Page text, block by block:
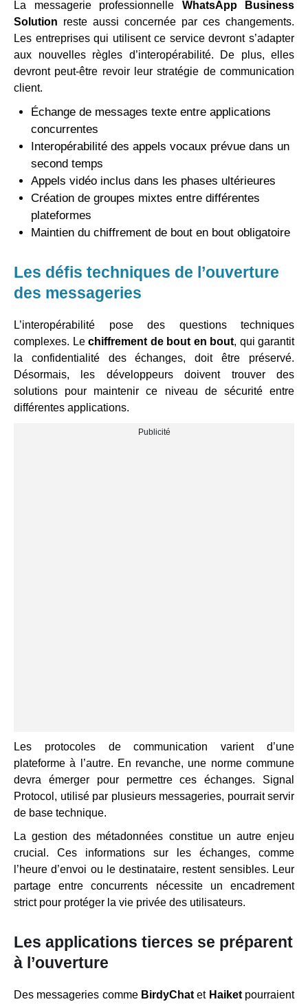
La messagerie professionnelle WhatsApp Business
Solution reste aussi concernée par ces changements.
Les entreprises qui utilisent ce service devront s’adapter
aux nouvelles règles d’interopérabilité. De plus, elles
devront peut-être revoir leur stratégie de communication
client.
Échange de messages texte entre applications
concurrentes
Interopérabilité des appels vocaux prévue dans un
second temps
Appels vidéo inclus dans les phases ultérieures
Création de groupes mixtes entre différentes
plateformes
Maintien du chiffrement de bout en bout obligatoire
Les défis techniques de l’ouverture
des messageries
L’interopérabilité pose des questions techniques
complexes. Le chiffrement de bout en bout, qui garantit
la confidentialité des échanges, doit être préservé.
Désormais, les développeurs doivent trouver des
solutions pour maintenir ce niveau de sécurité entre
différentes applications.
Les protocoles de communication varient d’une
plateforme à l’autre. En revanche, une norme commune
devra émerger pour permettre ces échanges. Signal
Protocol, utilisé par plusieurs messageries, pourrait servir
de base technique.
La gestion des métadonnées constitue un autre enjeu
crucial. Ces informations sur les échanges, comme
l’heure d’envoi ou le destinataire, restent sensibles. Leur
partage entre concurrents nécessite un encadrement
strict pour protéger la vie privée des utilisateurs.
Les applications tierces se préparent
à l’ouverture
Des messageries comme BirdyChat et Haiketpourraient